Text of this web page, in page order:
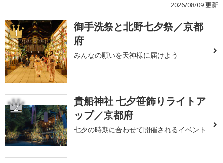
2026/08/09 更新
1
御手洗祭と北野七夕祭／京都
府
みんなの願いを天神様に届けよう
2
貴船神社 七夕笹飾りライトア
ップ／京都府
七夕の時期に合わせて開催されるイベント